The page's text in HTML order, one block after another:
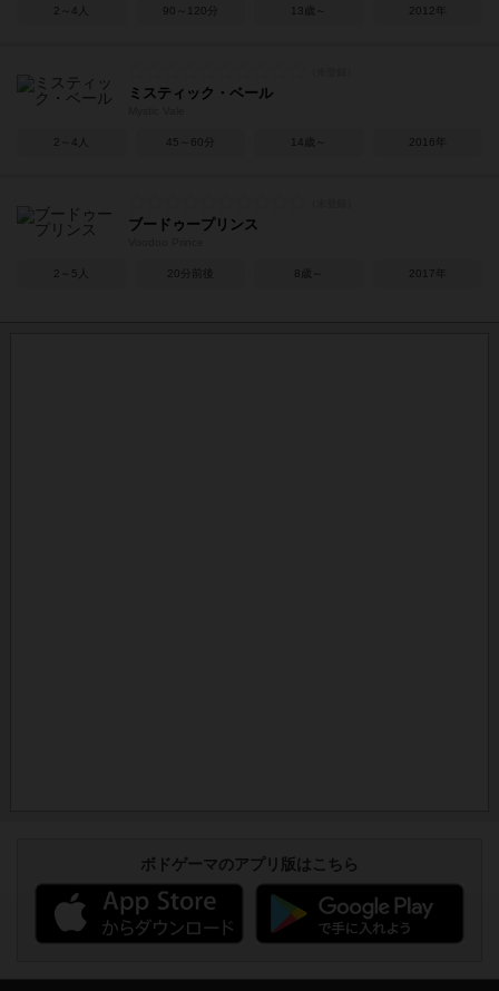
2～4人 90～120分 13歳～ 2012年
ミスティック・ベール
2～4人 45～60分 14歳～ 2016年
ブードゥープリンス
2～5人 20分前後 8歳～ 2017年
ボドゲーマのアプリ版はこちら